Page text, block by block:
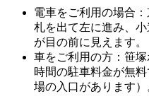
電車をご利用の場合：
札を出て左に進み、
が目の前に見えます。
車をご利用の方： 笹
時間の駐車料金が無
場の入口があります）